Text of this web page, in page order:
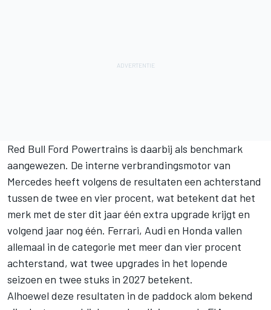
Red Bull Ford Powertrains is daarbij als benchmark
aangewezen. De interne verbrandingsmotor van
Mercedes heeft volgens de resultaten een achterstand
tussen de twee en vier procent, wat betekent dat het
merk met de ster dit jaar één extra upgrade krijgt en
volgend jaar nog één. Ferrari, Audi en Honda vallen
allemaal in de categorie met meer dan vier procent
achterstand, wat twee upgrades in het lopende
seizoen en twee stuks in 2027 betekent.
Alhoewel deze resultaten in de paddock alom bekend